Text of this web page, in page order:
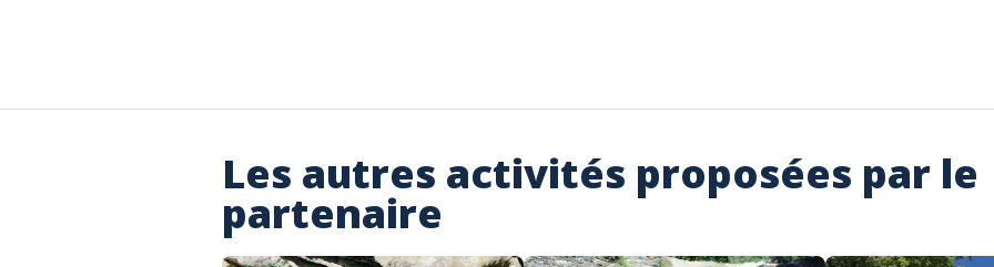
Les autres activités proposées par le
partenaire